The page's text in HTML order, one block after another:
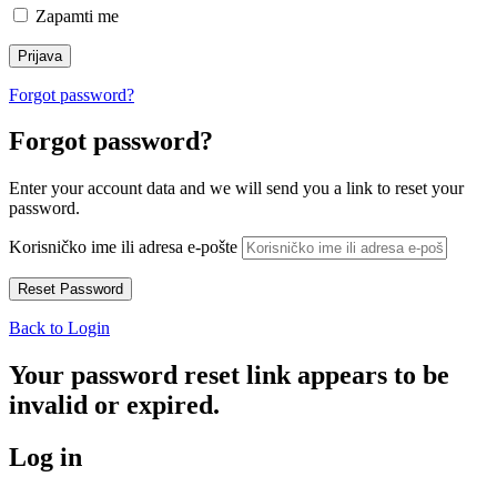
Zapamti me
Forgot password?
Forgot password?
Enter your account data and we will send you a link to reset your
password.
Korisničko ime ili adresa e-pošte
Back to Login
Your password reset link appears to be
invalid or expired.
Log in